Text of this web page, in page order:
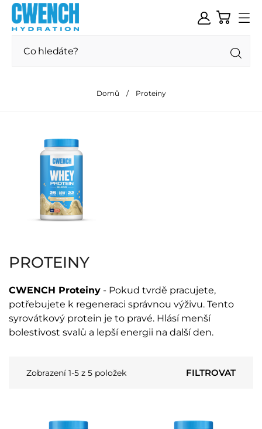
Domů Proteiny
PROTEINY
CWENCH Proteiny - Pokud tvrdě pracujete,
potřebujete k regeneraci správnou výživu. Tento
syrovátkový protein je to pravé. Hlásí menší
bolestivost svalů a lepší energii na další den.
FILTROVAT
Zobrazení 1-5 z 5 položek